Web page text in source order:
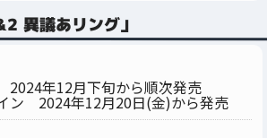
異議あリング」
年12月下旬から順次発売
ン 2024年12月20日(金)から発売